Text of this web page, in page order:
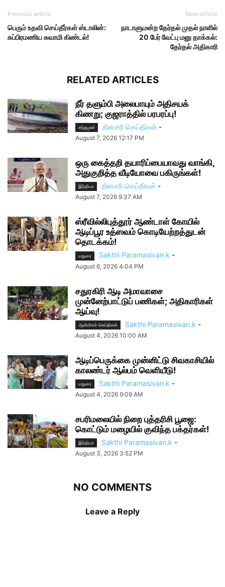
Previous article
பெரும் உதவி செய்தீர்கள் ஸ்டாலின்:
சுப்பிரமணிய சுவாமி கிண்டல்!
Next article
நாடாளுமன்ற தேர்தல் முதல் நாளில்
20 பேர் வேட்பு மனு தாக்கல்:
தேர்தல் அதிகாரி
RELATED ARTICLES
நீர் தளும்பி அலைபாயும் அதிசயக்
கிணறு; குஜராத்தில் பரபரப்பு!
சற்றுமுன் தினசரி செய்திகள் -
August 7, 2026 12:17 PM
ஒரு கைத்தறி தயாரிப்பையாவது வாங்கி,
அதுகுறித்த வீடியோவை பகிருங்கள்!
இந்தியா தினசரி செய்திகள் -
August 7, 2026 9:37 AM
ஸ்ரீவில்லிபுத்தூர் ஆண்டாள் கோயில்
ஆடிப்பூர உத்ஸவம் கொடியேற்றத்துடன்
தொடக்கம்!
மதுரை Sakthi Paramasivan.k -
August 6, 2026 4:04 PM
சதுரகிரி ஆடி அமாவாசை
முன்னேற்பாட்டுப் பணிகள்; அதிகாரிகள்
ஆய்வு!
ஆன்மிகச் செய்திகள் Sakthi Paramasivan.k -
August 4, 2026 10:00 AM
ஆடிப்பெருக்கை முன்னிட்டு சிவகாசியில்
காலண்டர் ஆல்பம் வெளியீடு!
மதுரை Sakthi Paramasivan.k -
August 4, 2026 9:09 AM
சபரிமலையில் நிறை புத்தரிசி பூஜை:
கொட்டும் மழையில் குவிந்த பக்தர்கள்!
இந்தியா Sakthi Paramasivan.k -
August 3, 2026 3:52 PM
NO COMMENTS
Leave a Reply